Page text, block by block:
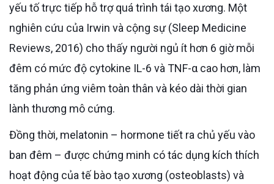
yếu tố trực tiếp hỗ trợ quá trình tái tạo xương. Một
nghiên cứu của Irwin và cộng sự (Sleep Medicine
Reviews, 2016) cho thấy người ngủ ít hơn 6 giờ mỗi
đêm có mức độ cytokine IL-6 và TNF-α cao hơn, làm
tăng phản ứng viêm toàn thân và kéo dài thời gian
lành thương mô cứng.
Đồng thời, melatonin – hormone tiết ra chủ yếu vào
ban đêm – được chứng minh có tác dụng kích thích
hoạt động của tế bào tạo xương (osteoblasts) và